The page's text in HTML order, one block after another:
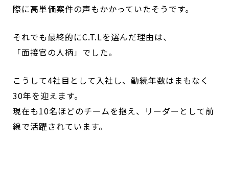
際に高単価案件の声もかかっていたそうです。
それでも最終的にC.T.Lを選んだ理由は、
「面接官の人柄」でした。
こうして4社目として入社し、勤続年数はまもなく
30年を迎えます。
現在も10名ほどのチームを抱え、リーダーとして前
線で活躍されています。